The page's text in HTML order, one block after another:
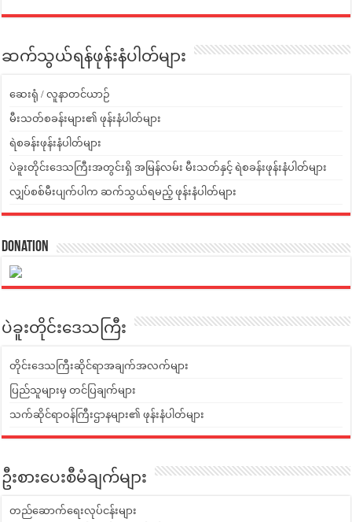
ဆက်သွယ်ရန်ဖုန်းနံပါတ်များ
ဆေးရုံ / လူနာတင်ယာဉ်
မီးသတ်စခန်းများ၏ ဖုန်းနံပါတ်များ
ရဲစခန်းဖုန်းနံပါတ်များ
ပဲခူးတိုင်းဒေသကြီးအတွင်းရှိ အမြန်လမ်း မီးသတ်နှင့် ရဲစခန်းဖုန်းနံပါတ်များ
လျှပ်စစ်မီးပျက်ပါက ဆက်သွယ်ရမည့် ဖုန်းနံပါတ်များ
Donation
ပဲခူးတိုင်းဒေသကြီး
တိုင်းဒေသကြီးဆိုင်ရာအချက်အလက်များ
ပြည်သူများမှ တင်ပြချက်များ
သက်ဆိုင်ရာဝန်ကြီးဌာနများ၏ ဖုန်းနံပါတ်များ
ဦးစားပေးစီမံချက်များ
တည်ဆောက်ရေးလုပ်ငန်းများ